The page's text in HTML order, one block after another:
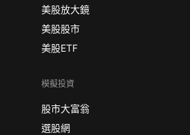
美股放大鏡
美股股市
美股ETF
模擬投資
股市大富翁
選股網